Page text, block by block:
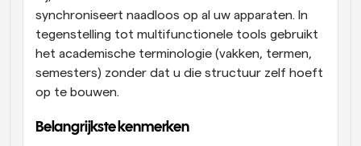
synchroniseert naadloos op al uw apparaten. In
tegenstelling tot multifunctionele tools gebruikt
het academische terminologie (vakken, termen,
semesters) zonder dat u die structuur zelf hoeft
op te bouwen.
Belangrijkste kenmerken